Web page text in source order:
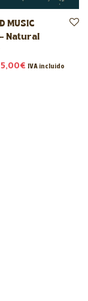
MUSIC
– Natural
€ Rango de
IVA incluido
hasta 18,00€